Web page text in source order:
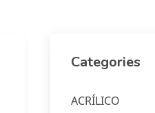
Categories
ACRÍLICO